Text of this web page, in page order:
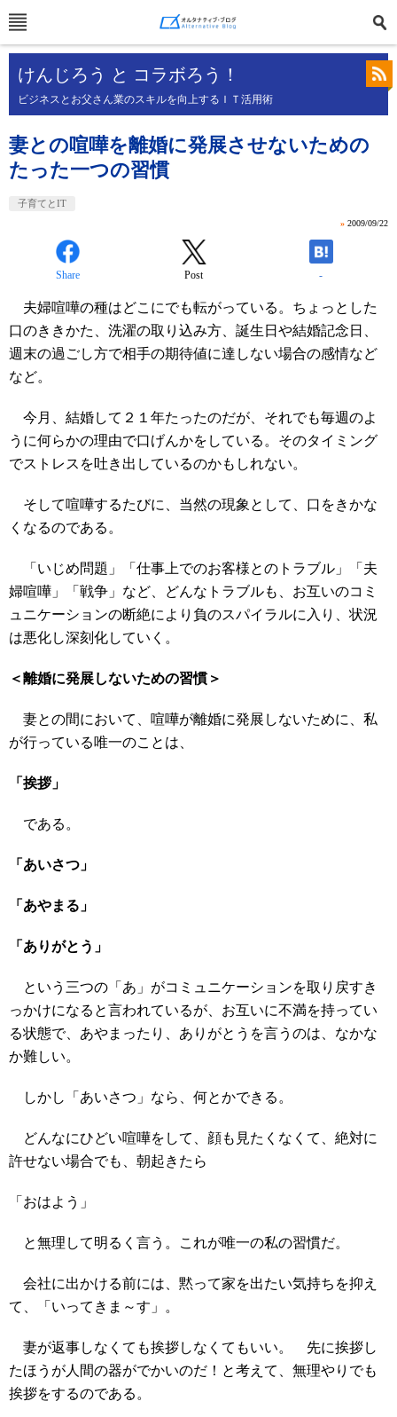
けんじろう と コラボろう！
ビジネスとお父さん業のスキルを向上するＩＴ活用術
妻との喧嘩を離婚に発展させないための
たった一つの習慣
子育てとIT
» 2009/09/22
Share Post -
夫婦喧嘩の種はどこにでも転がっている。ちょっとした
口のききかた、洗濯の取り込み方、誕生日や結婚記念日、
週末の過ごし方で相手の期待値に達しない場合の感情など
など。
今月、結婚して２１年たったのだが、それでも毎週のよ
うに何らかの理由で口げんかをしている。そのタイミング
でストレスを吐き出しているのかもしれない。
そして喧嘩するたびに、当然の現象として、口をきかな
くなるのである。
「いじめ問題」「仕事上でのお客様とのトラブル」「夫
婦喧嘩」「戦争」など、どんなトラブルも、お互いのコミ
ュニケーションの断絶により負のスパイラルに入り、状況
は悪化し深刻化していく。
＜離婚に発展しないための習慣＞
妻との間において、喧嘩が離婚に発展しないために、私
が行っている唯一のことは、
「挨拶」
である。
「あいさつ」
「あやまる」
「ありがとう」
という三つの「あ」がコミュニケーションを取り戻すき
っかけになると言われているが、お互いに不満を持ってい
る状態で、あやまったり、ありがとうを言うのは、なかな
か難しい。
しかし「あいさつ」なら、何とかできる。
どんなにひどい喧嘩をして、顔も見たくなくて、絶対に
許せない場合でも、朝起きたら
「おはよう」
と無理して明るく言う。これが唯一の私の習慣だ。
会社に出かける前には、黙って家を出たい気持ちを抑え
て、「いってきま～す」。
妻が返事しなくても挨拶しなくてもいい。 先に挨拶し
たほうが人間の器がでかいのだ！と考えて、無理やりでも
挨拶をするのである。